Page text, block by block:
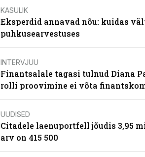
KASULIK
Eksperdid annavad nõu: kuidas
puhkusearvestuses
INTERVJUU
Finantsalale tagasi tulnud Diana
rolli proovimine ei võta
UUDISED
Citadele laenuportfell jõudis 3,95
arv on 415 500